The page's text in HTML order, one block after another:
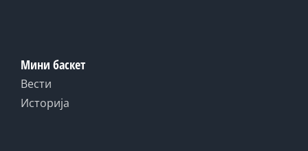
Мини баскет
Вести
Историја